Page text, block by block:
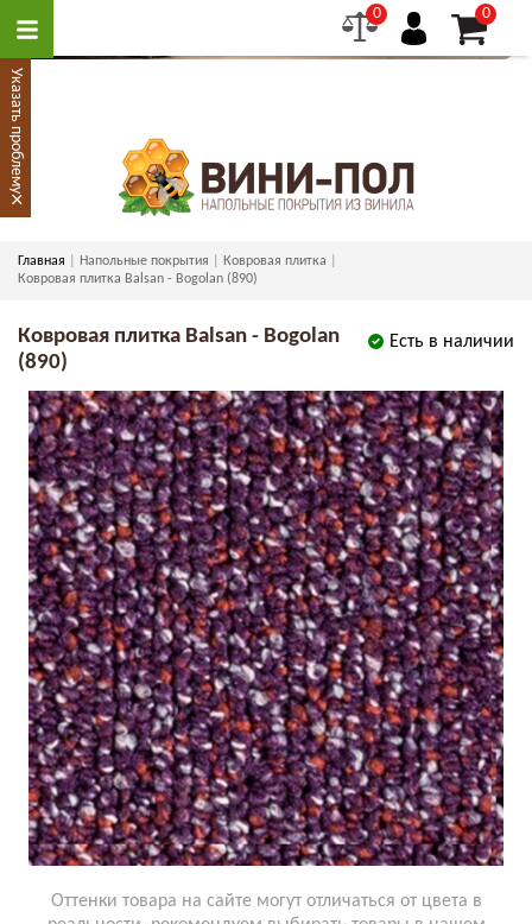
0 0
Главная Напольные покрытия
Ковровая плитка
Ковровая плитка Balsan - Bogolan (890)
Есть в наличии
Ковровая плитка Balsan - Bogolan
(890)
Оттенки товара на сайте могут отличаться от цвета в
Указать проблему
×